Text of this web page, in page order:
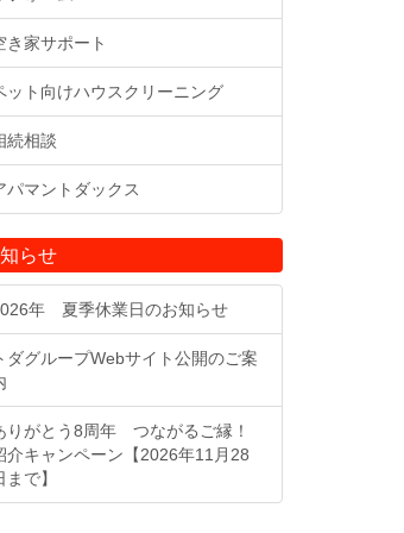
き家サポート
ット向けハウスクリーニング
続相談
パマントダックス
らせ
年 夏季休業日のお知らせ
ダグループWebサイト公開のご案
りがとう8周年 つながるご縁！
介キャンペーン【2026年11月28
まで】